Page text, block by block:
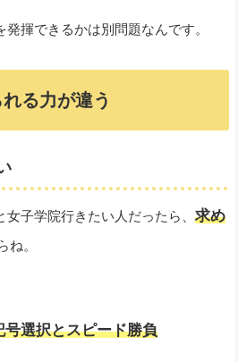
揮できるかは別問題なんです。
る力が違う
子学院行きたい人だったら、 求め
ね。
号選択とスピード勝負